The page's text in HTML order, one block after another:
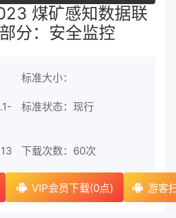
煤矿感知数据联
分：安全监控
标准大小：
标准状态：现行
下载次数： 60次
VIP会员下载(0点) 游客